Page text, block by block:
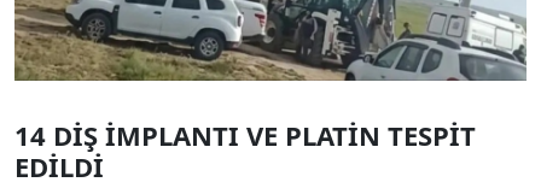
14 DİŞ İMPLANTI VE PLATİN TESPİT
EDİLDİ